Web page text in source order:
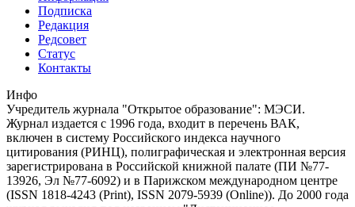
Подписка
Редакция
Редсовет
Статус
Контакты
Инфо
Учредитель журнала "Открытое образование": МЭСИ.
Журнал издается с 1996 года, входит в перечень ВАК,
включен в систему Российского индекса научного
цитирования (РИНЦ), полиграфическая и электронная версия
зарегистрирована в Российской книжной палате (ПИ №77-
13926, Эл №77-6092) и в Парижском международном центре
(ISSN 1818-4243 (Print), ISSN 2079-5939 (Online)). До 2000 года